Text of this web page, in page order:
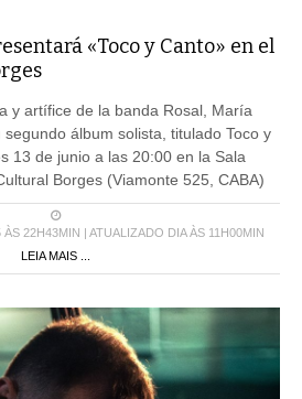
«Toco y Canto» en el
y artífice de la banda Rosal, María
álbum solista, titulado Toco y
13 de junio a las 20:00 en la Sala
Borges (Viamonte 525, CABA)
22H43MIN | ATUALIZADO DIA ÀS 11H00MIN
LEIA MAIS ...